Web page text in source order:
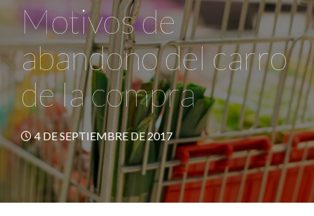
Motivos de
abandono del carro
de la compra
4 DE SEPTIEMBRE DE 2017